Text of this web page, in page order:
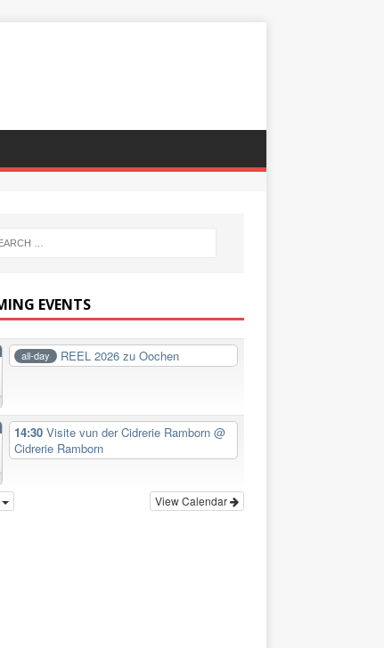
EVENTS
all-day REEL 2026 zu Oochen
14:30Visite vun der Cidrerie Ramborn@
Cidrerie Ramborn
View Calendar